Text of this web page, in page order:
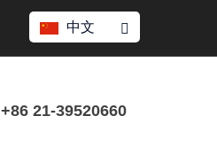
中文
+86 21-39520660